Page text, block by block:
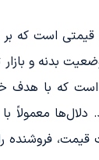
قیمتی است که
بدنه و
که با هدف
معمولاً با
قیمت، فروشنده